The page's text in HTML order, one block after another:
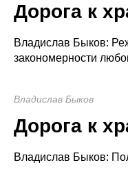
Дорога к
Владислав Быков:
закономерности
Владислав Быков
Дорога к
Владислав Быков: